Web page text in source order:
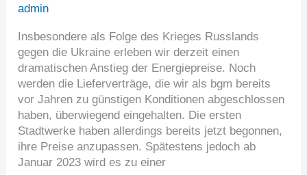
admin
Insbesondere als Folge des Krieges Russlands
gegen die Ukraine erleben wir derzeit einen
dramatischen Anstieg der Energiepreise. Noch
werden die Lieferverträge, die wir als bgm bereits
vor Jahren zu günstigen Konditionen abgeschlossen
haben, überwiegend eingehalten. Die ersten
Stadtwerke haben allerdings bereits jetzt begonnen,
ihre Preise anzupassen. Spätestens jedoch ab
Januar 2023 wird es zu einer